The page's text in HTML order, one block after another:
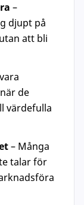
–
djupt på
att bli
de
värdefulla
– Många
talar för